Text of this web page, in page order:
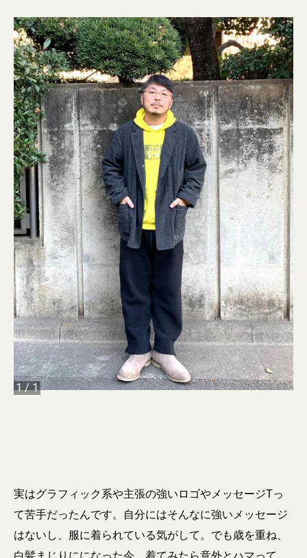
1/1
実はグラフィック系や主張の強いロゴやメッセージTっ
て苦手だったんです。自分にはそんなに強いメッセージ
はないし、服に着られている気がして。でも歳を重ね、
白髪まじりにになった今、着てみたら意外とハマって。